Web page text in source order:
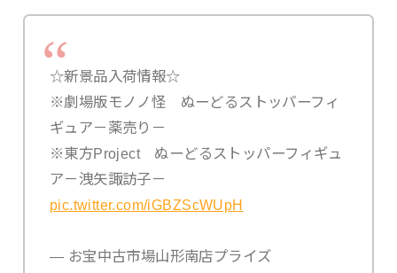
☆新景品入荷情報☆
※劇場版モノノ怪 ぬーどるストッパーフィ
ギュア－薬売り－
※東方Project ぬーどるストッパーフィギュ
ア－洩矢諏訪子－
pic.twitter.com/iGBZScWUpH
— お宝中古市場山形南店プライズ